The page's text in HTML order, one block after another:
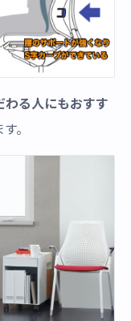
わる人にもおすす
。